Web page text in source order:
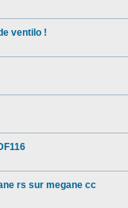
ventilo !
rs sur megane cc